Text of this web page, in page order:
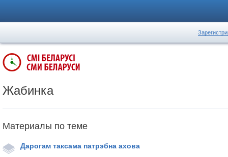
Жабинка
Материалы по теме
Дарогам таксама патрэбна ахова